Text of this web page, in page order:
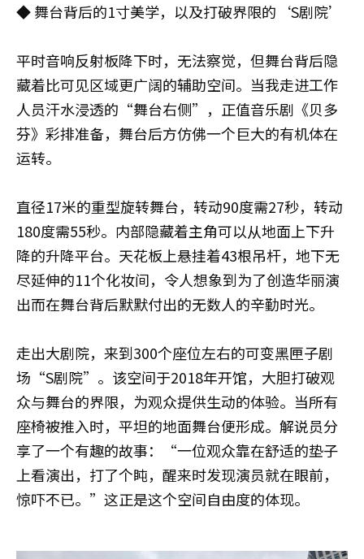
◆ 舞台背后的1寸美学，以及打破界限的‘S剧院’
平时音响反射板降下时，无法察觉，但舞台背后隐
藏着比可见区域更广阔的辅助空间。当我走进工作
人员汗水浸透的“舞台右侧”，正值音乐剧《贝多
芬》彩排准备，舞台后方仿佛一个巨大的有机体在
运转。
直径17米的重型旋转舞台，转动90度需27秒，转动
180度需55秒。内部隐藏着主角可以从地面上下升
降的升降平台。天花板上悬挂着43根吊杆，地下无
尽延伸的11个化妆间，令人想象到为了创造华丽演
出而在舞台背后默默付出的无数人的辛勤时光。
走出大剧院，来到300个座位左右的可变黑匣子剧
场“S剧院”。该空间于2018年开馆，大胆打破观
众与舞台的界限，为观众提供生动的体验。当所有
座椅被推入时，平坦的地面舞台便形成。解说员分
享了一个有趣的故事：“一位观众靠在舒适的垫子
上看演出，打了个盹，醒来时发现演员就在眼前，
惊吓不已。”这正是这个空间自由度的体现。